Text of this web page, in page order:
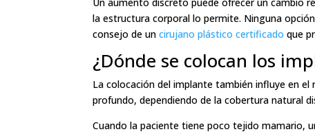
Un aumento discreto puede ofrecer un cambio
la estructura corporal lo permite. Ninguna
consejo de uncirujano plástico certificado que
¿Dónde se colocan los
La colocación del implante también influye en
profundo, dependiendo de la cobertura natural
Cuando la paciente tiene poco tejido mamario,